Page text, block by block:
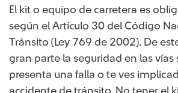
El kit o equipo de carretera es
según el Artículo 30 del Código
Tránsito (Ley 769 de 2002). De
gran parte la seguridad en las vías
presenta una falla o te ves
accidente de tránsito. No tener el